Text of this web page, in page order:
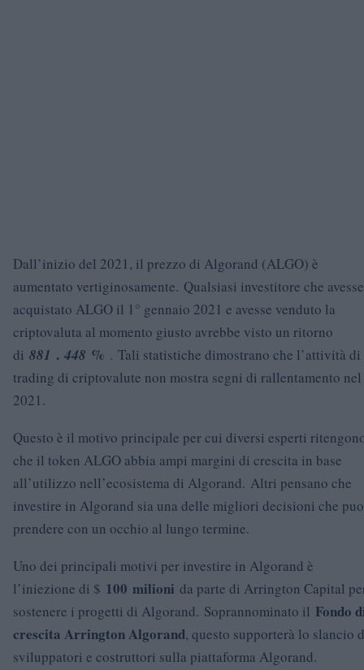
Dall’inizio del 2021, il prezzo di Algorand (ALGO) è
aumentato vertiginosamente. Qualsiasi investitore che avesse
acquistato ALGO il 1° gennaio 2021 e avesse venduto la
criptovaluta al momento giusto avrebbe visto un ritorno
di 881 . 448 % . Tali statistiche dimostrano che l’attività di
trading di criptovalute non mostra segni di rallentamento nel
2021.
Questo è il motivo principale per cui diversi esperti
che il token ALGO abbia ampi margini di crescita in base
all’utilizzo nell’ecosistema di Algorand. Altri pensano che
investire in Algorand sia una delle migliori decisioni che
prendere con un occhio al lungo termine.
Uno dei principali motivi per investire in Algorand è
l’iniezione di $ 100 milioni da parte di Arrington Capital
sostenere i progetti di Algorand. Soprannominato il Fondo
crescita Arrington Algorand, questo supporterà lo slancio
sviluppatori e costruttori sulla piattaforma Algorand.